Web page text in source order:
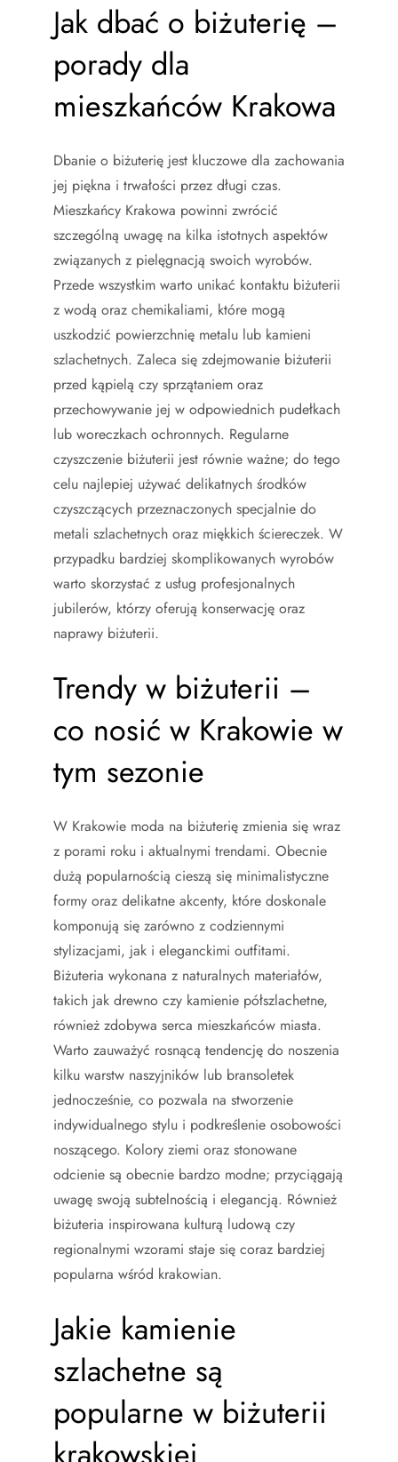
Jak dbać o biżuterię –
porady dla
mieszkańców Krakowa
Dbanie o biżuterię jest kluczowe dla zachowania
jej piękna i trwałości przez długi czas.
Mieszkańcy Krakowa powinni zwrócić
szczególną uwagę na kilka istotnych aspektów
związanych z pielęgnacją swoich wyrobów.
Przede wszystkim warto unikać kontaktu biżuterii
z wodą oraz chemikaliami, które mogą
uszkodzić powierzchnię metalu lub kamieni
szlachetnych. Zaleca się zdejmowanie biżuterii
przed kąpielą czy sprzątaniem oraz
przechowywanie jej w odpowiednich pudełkach
lub woreczkach ochronnych. Regularne
czyszczenie biżuterii jest równie ważne; do tego
celu najlepiej używać delikatnych środków
czyszczących przeznaczonych specjalnie do
metali szlachetnych oraz miękkich ściereczek. W
przypadku bardziej skomplikowanych wyrobów
warto skorzystać z usług profesjonalnych
jubilerów, którzy oferują konserwację oraz
naprawy biżuterii.
Trendy w biżuterii –
co nosić w Krakowie w
tym sezonie
W Krakowie moda na biżuterię zmienia się wraz
z porami roku i aktualnymi trendami. Obecnie
dużą popularnością cieszą się minimalistyczne
formy oraz delikatne akcenty, które doskonale
komponują się zarówno z codziennymi
stylizacjami, jak i eleganckimi outfitami.
Biżuteria wykonana z naturalnych materiałów,
takich jak drewno czy kamienie półszlachetne,
również zdobywa serca mieszkańców miasta.
Warto zauważyć rosnącą tendencję do noszenia
kilku warstw naszyjników lub bransoletek
jednocześnie, co pozwala na stworzenie
indywidualnego stylu i podkreślenie osobowości
noszącego. Kolory ziemi oraz stonowane
odcienie są obecnie bardzo modne; przyciągają
uwagę swoją subtelnością i elegancją. Również
biżuteria inspirowana kulturą ludową czy
regionalnymi wzorami staje się coraz bardziej
popularna wśród krakowian.
Jakie kamienie
szlachetne są
popularne w biżuterii